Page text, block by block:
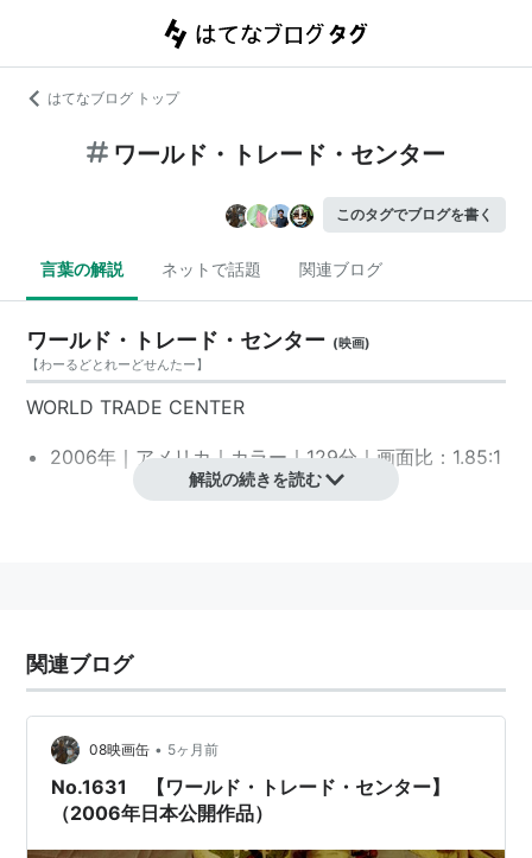
はてなブログ トップ
ワールド・トレード・センター
このタグでブログを書く
言葉の解説 ネットで話題 関連ブログ
ワールド・トレード・センター (映画)
【わーるどとれーどせんたー】
WORLD TRADE CENTER
2006年｜アメリカ｜カラー｜129分｜画面比：1.85:1
デブラ・ヒル
脚本：アンドレア・バーロフ
音楽：クレイグ・アームストロング
キャスト
解説の続きを読む
関連ブログ
08映画缶 • 5ヶ月前
No.1631 【ワールド・トレード・センター】
（2006年日本公開作品）